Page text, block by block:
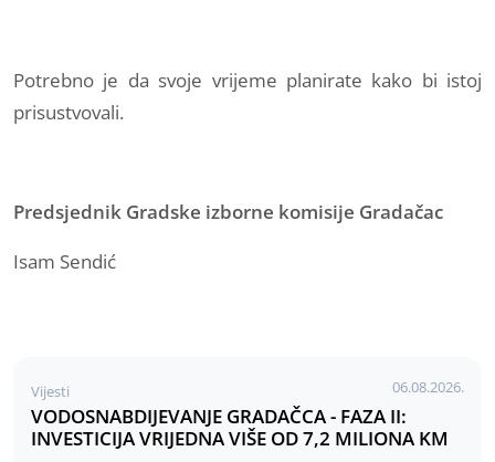
Potrebno je da svoje vrijeme planirate kako bi istoj
prisustvovali.
Predsjednik Gradske izborne komisije Gradačac
Isam Sendić
Vijesti 06.08.2026.
VODOSNABDIJEVANJE GRADAČCA - FAZA II:
INVESTICIJA VRIJEDNA VIŠE OD 7,2 MILIONA KM